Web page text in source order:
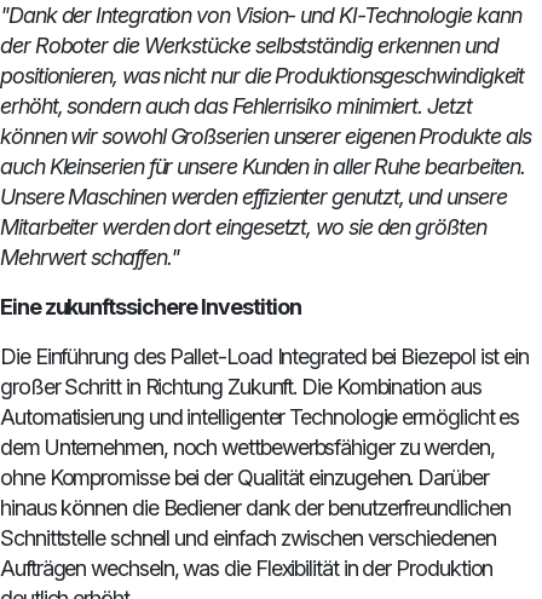
"Dank der Integration von Vision- und KI-Technologie kann
der Roboter die Werkstücke selbstständig erkennen und
positionieren, was nicht nur die Produktionsgeschwindigkeit
erhöht, sondern auch das Fehlerrisiko minimiert. Jetzt
können wir sowohl Großserien unserer eigenen Produkte als
auch Kleinserien für unsere Kunden in aller Ruhe bearbeiten.
Unsere Maschinen werden effizienter genutzt, und unsere
Mitarbeiter werden dort eingesetzt, wo sie den größten
Mehrwert schaffen."
Eine zukunftssichere Investition
Die Einführung des Pallet-Load Integrated bei Biezepol ist ein
großer Schritt in Richtung Zukunft. Die Kombination aus
Automatisierung und intelligenter Technologie ermöglicht es
dem Unternehmen, noch wettbewerbsfähiger zu werden,
ohne Kompromisse bei der Qualität einzugehen. Darüber
hinaus können die Bediener dank der benutzerfreundlichen
Schnittstelle schnell und einfach zwischen verschiedenen
Aufträgen wechseln, was die Flexibilität in der Produktion